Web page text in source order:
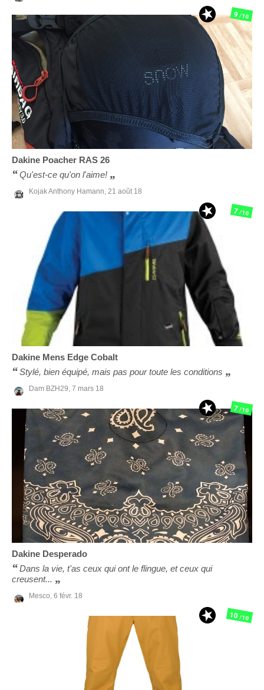
Dakine Poacher RAS 26
Qu'est-ce qu'on l'aime!
Kojak Anthony Hamann, 21 août 18
9/10
Dakine Mens Edge Cobalt
Stylé, bien équipé, mais pas pour toute les conditions
Dam BZH29, 7 mars 18
7/10
Dakine Desperado
Dans la vie, t'as ceux qui ont le flingue, et ceux qui
creusent...
Mesco, 6 févr. 18
7/10
10/10